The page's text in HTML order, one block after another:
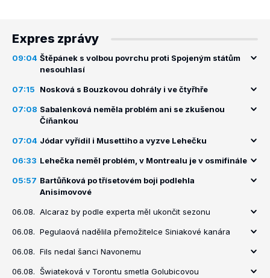
Expres zprávy
09:04 Štěpánek s volbou povrchu proti Spojeným státům
nesouhlasí
07:15 Nosková s Bouzkovou dohrály i ve čtyřhře
07:08 Sabalenková neměla problém ani se zkušenou
Číňankou
07:04 Jódar vyřídil i Musettiho a vyzve Lehečku
06:33 Lehečka neměl problém, v Montrealu je v osmifinále
05:57 Bartůňková po třísetovém boji podlehla
Anisimovové
06.08. Alcaraz by podle experta měl ukončit sezonu
06.08. Pegulaová nadělila přemožitelce Siniakové kanára
06.08. Fils nedal šanci Navonemu
06.08. Šwiateková v Torontu smetla Golubicovou